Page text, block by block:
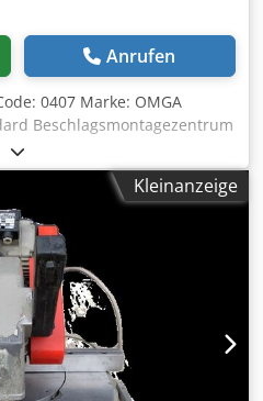
Anrufen
0407 Marke: OMGA
Beschlagsmontagezentrum
CE Standard Technische
kratzfesten Streifen,
von 0° bis 10° mit
Schlitten mit
Schrauber und
durch Pneumatikzylinder
Höhenverstellung
der
Bohraggregat mit 3-fach
Griffbohrungen Pneumatisch
zum Zuschneiden von
Kleinanzeige